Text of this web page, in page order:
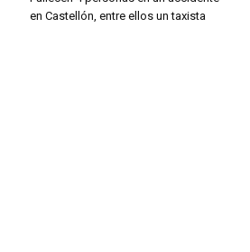
en Castellón, entre ellos un taxista